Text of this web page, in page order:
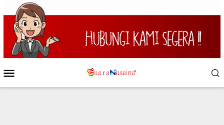
Loncat
ke
konten
Mobile